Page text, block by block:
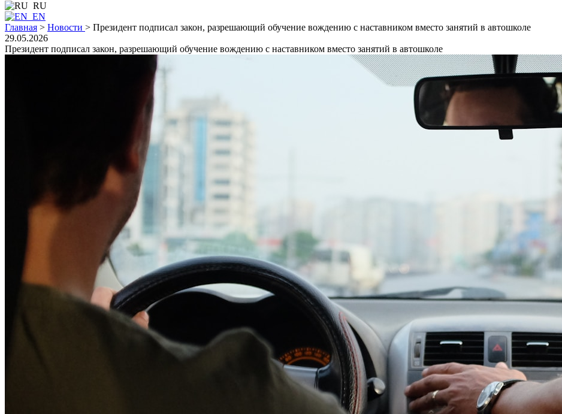
RU
EN
Главная > Новости > Президент подписал закон, разрешающий обучение вождению с наставником вместо занятий в автошколе
29.05.2026
Президент подписал закон, разрешающий обучение вождению с наставником вместо занятий в автошколе